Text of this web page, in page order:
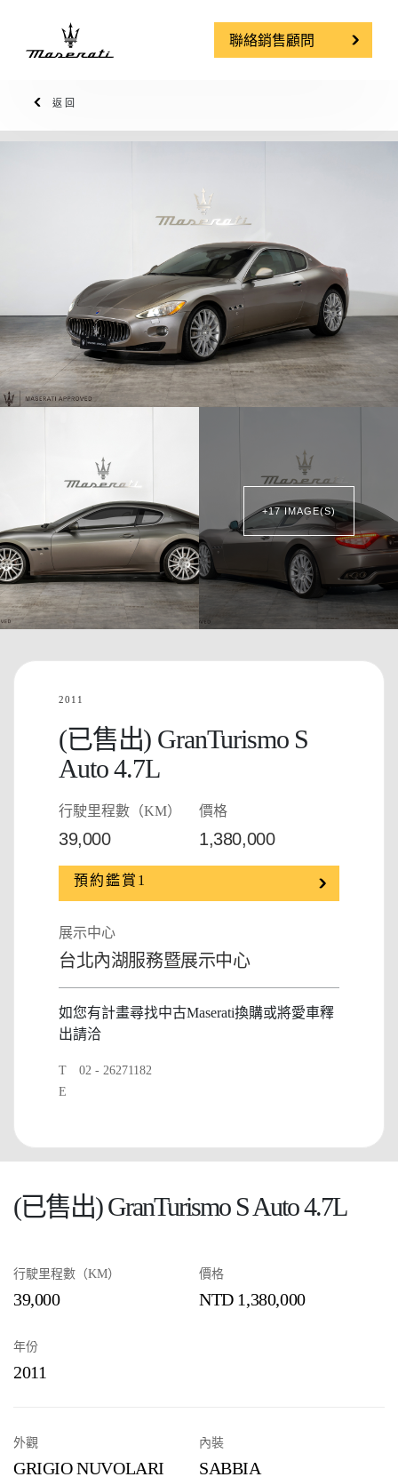
聯絡銷售顧問
返回
+17 IMAGE(S)
2011
(已售出) GranTurismo S
Auto 4.7L
行駛里程數（KM）
39,000
價格
1,380,000
預約鑑賞1
展示中心
台北內湖服務暨展示中心
如您有計畫尋找中古Maserati換購或將愛車釋
出請洽
T
02 - 26271182
E
(已售出) GranTurismo S Auto 4.7L
行駛里程數（KM）
39,000
價格
NTD 1,380,000
年份
2011
外觀
GRIGIO NUVOLARI
內裝
SABBIA